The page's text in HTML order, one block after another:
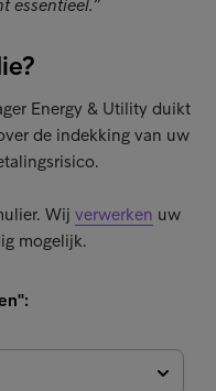
essentieel.”
Energy & Utility duikt
de indekking van uw
Wij verwerken uw
mogelijk.